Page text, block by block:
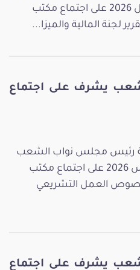
صباح اليوم الخميس 02 افريل 2026 على اجتماع مكتب
لجنة المالية والميزا...
يشرف على اجتماع
رئيس مجلس نواب الشعب
صباح اليوم الخميس 26 مارس 2026 على اجتماع مكتب
العمل التشريعي
يشرف على اجتماع